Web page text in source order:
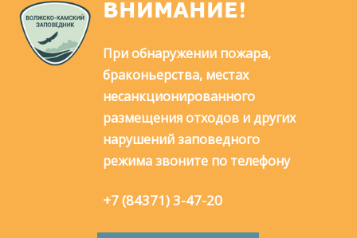
ВНИМАНИЕ!
При обнаружении пожара,
браконьерства, местах
несанкционированного
размещения отходов и других
нарушений заповедного
режима звоните по телефону
+7 (84371) 3-47-20